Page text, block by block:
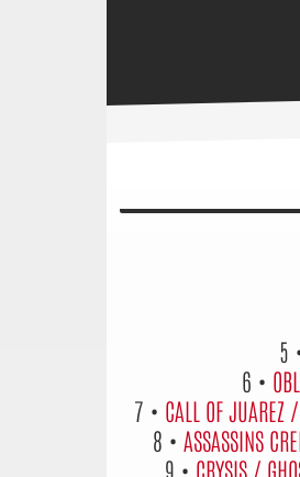
5
6 •
7 • CALL OF JUAREZ
8 • ASSASSINS
9 • CRYSIS /